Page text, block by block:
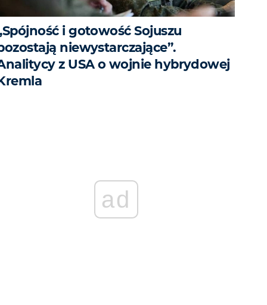
i gotowość Sojuszu
niewystarczające”.
z USA o wojnie hybrydowej
ad